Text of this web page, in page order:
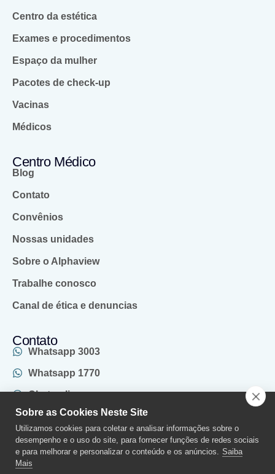
Centro da estética
Exames e procedimentos
Espaço da mulher
Pacotes de check-up
Vacinas
Médicos
Centro Médico
Blog
Contato
Convênios
Nossas unidades
Sobre o Alphaview
Trabalhe conosco
Canal de ética e denuncias
Contato
Whatsapp 3003
Whatsapp 1770
Chat online
(011) 2970-1770
SAC
Sobre as Cookies Neste Site
Utilizamos cookies para coletar e analisar informações sobre o
desempenho e o uso do site, para fornecer funções de redes sociais
e para melhorar e personalizar o conteúdo e os anúncios. Saiba
Mais